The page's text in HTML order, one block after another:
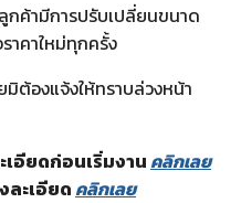
ค้ามีการปรับเปลี่ยนขนาด
าคาใหม่ทุกครั้ง
ต้องแจ้งให้ทราบล่วงหน้า
เอียดก่อนเริ่มงานคลิกเลย
ละเอียดคลิกเลย